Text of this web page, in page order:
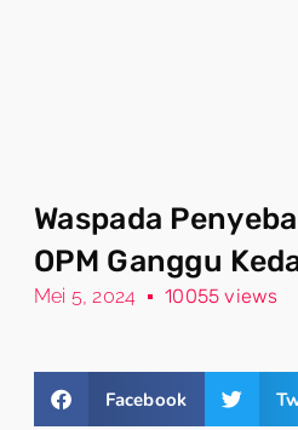
Waspada
OPM Ganggu
Mei 5, 2024 10055 views
Facebook